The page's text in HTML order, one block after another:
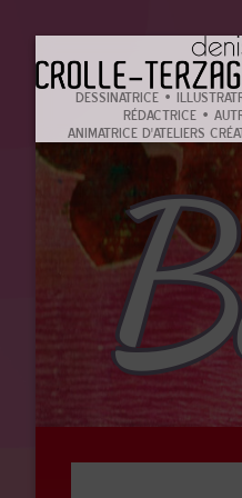
DESSINATRICE •
RÉDACTRICE •
ANIMATRICE D'ATELIERS